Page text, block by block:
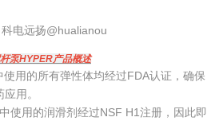
电远扬@hualianou
泵HYPER产品概述
用的所有弹性体均经过FDA认证，确保
用。
使用的润滑剂经过NSF H1注册，因此即